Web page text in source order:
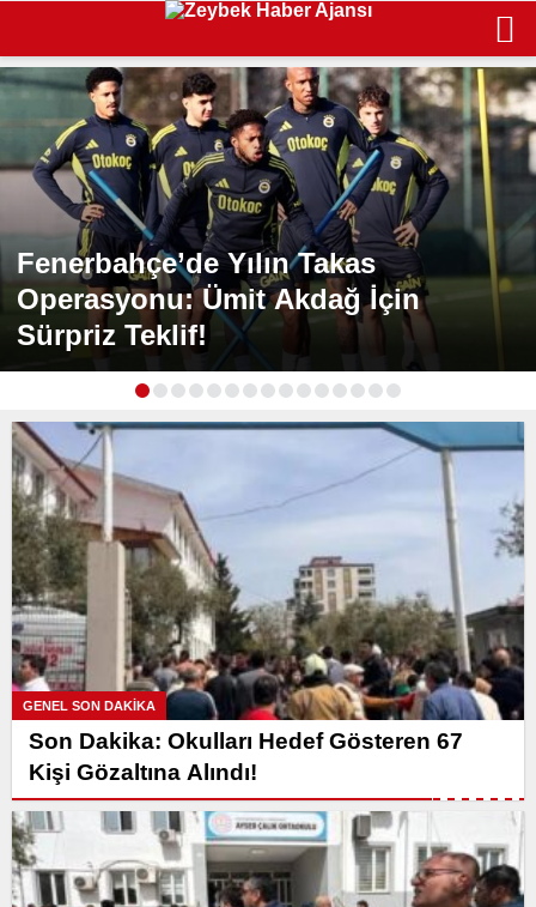
Fenerbahçe’de Yılın Takas
Operasyonu: Ümit Akdağ İçin
Sürpriz Teklif!
GENEL SON DAKİKA
Son Dakika: Okulları Hedef Gösteren 67
Kişi Gözaltına Alındı!